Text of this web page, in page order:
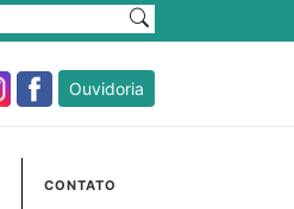
Ouvidoria
CONTATO